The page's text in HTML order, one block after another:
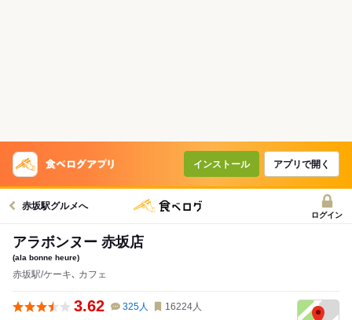
インストール アプリで開く
赤坂駅グルメへ
ログイン
アラボンヌー 赤坂店
(ala bonne heure)
赤坂駅/ケーキ､ カフェ
3.62 325人 16224人